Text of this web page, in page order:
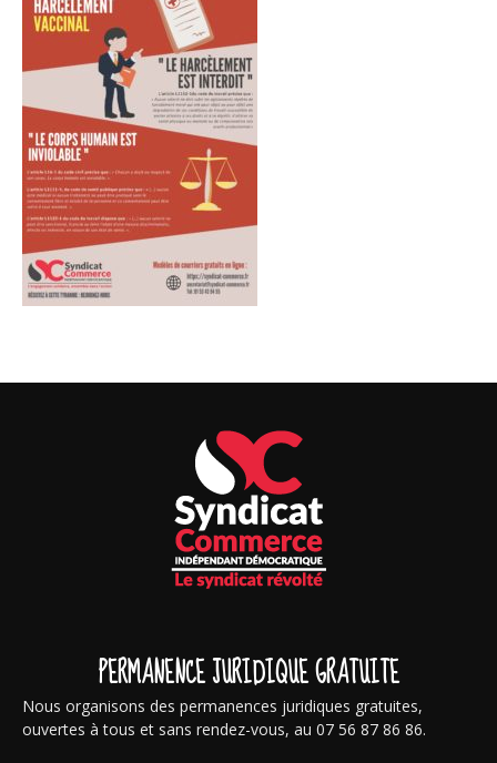
PERMANENCE JURIDIQUE GRATUITE
Nous organisons des permanences juridiques gratuites,
ouvertes à tous et sans rendez-vous, au 07 56 87 86 86.